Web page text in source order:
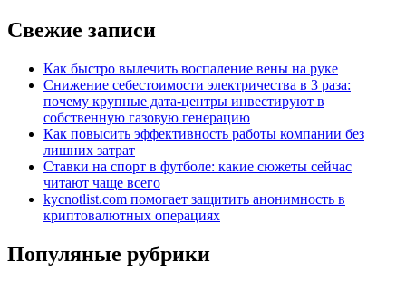
Свежие записи
Как быстро вылечить воспаление вены на руке
Снижение себестоимости электричества в 3 раза:
почему крупные дата-центры инвестируют в
собственную газовую генерацию
Как повысить эффективность работы компании без
лишних затрат
Ставки на спорт в футболе: какие сюжеты сейчас
читают чаще всего
kycnotlist.com помогает защитить анонимность в
криптовалютных операциях
Популяные рубрики